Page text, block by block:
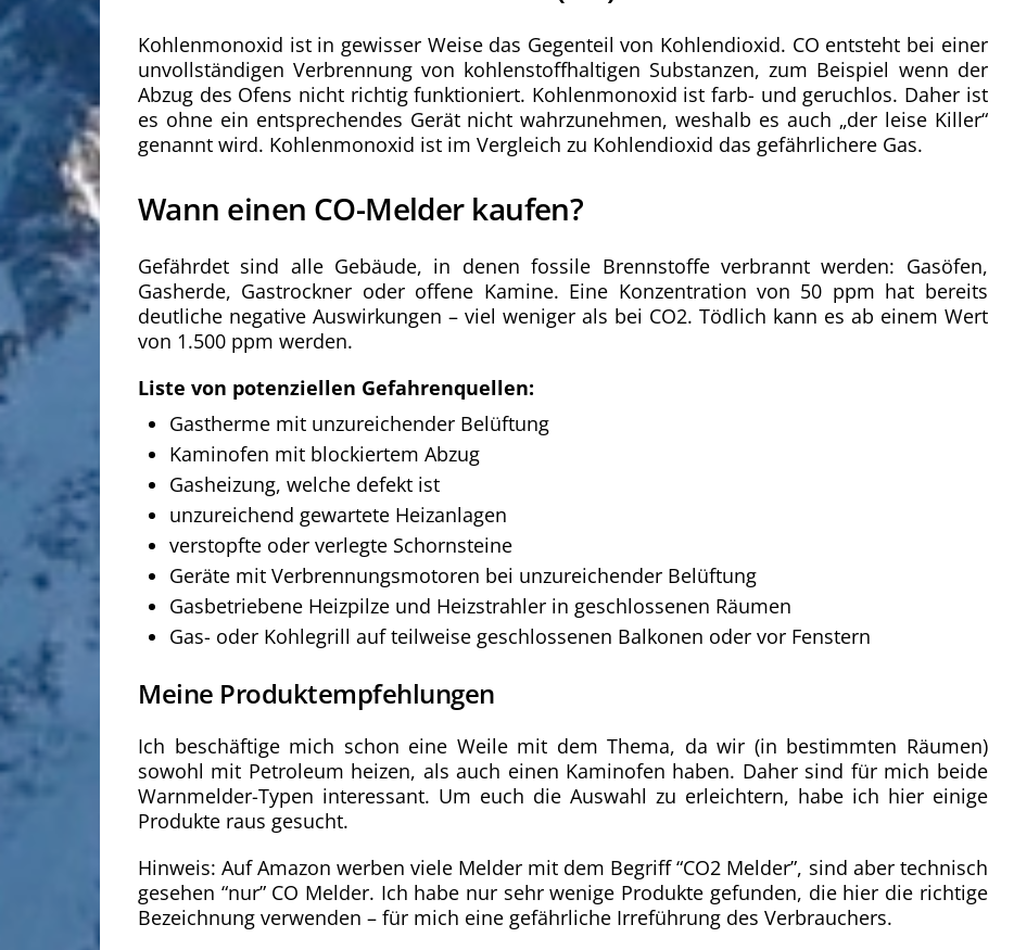
Kohlenmonoxid ist in gewisser Weise das Gegenteil von Kohlendioxid. CO entsteht bei einer
unvollständigen Verbrennung von kohlenstoffhaltigen Substanzen, zum Beispiel wenn der
Abzug des Ofens nicht richtig funktioniert. Kohlenmonoxid ist farb- und geruchlos. Daher ist
es ohne ein entsprechendes Gerät nicht wahrzunehmen, weshalb es auch „der leise Killer“
genannt wird. Kohlenmonoxid ist im Vergleich zu Kohlendioxid das gefährlichere Gas.
Wann einen CO-Melder kaufen?
Gefährdet sind alle Gebäude, in denen fossile Brennstoffe verbrannt werden: Gasöfen,
Gasherde, Gastrockner oder offene Kamine. Eine Konzentration von 50 ppm hat bereits
deutliche negative Auswirkungen – viel weniger als bei CO2. Tödlich kann es ab einem Wert
von 1.500 ppm werden.
Liste von potenziellen Gefahrenquellen:
Gastherme mit unzureichender Belüftung
Kaminofen mit blockiertem Abzug
Gasheizung, welche defekt ist
unzureichend gewartete Heizanlagen
verstopfte oder verlegte Schornsteine
Geräte mit Verbrennungsmotoren bei unzureichender Belüftung
Gasbetriebene Heizpilze und Heizstrahler in geschlossenen Räumen
Gas- oder Kohlegrill auf teilweise geschlossenen Balkonen oder vor Fenstern
Meine Produktempfehlungen
Ich beschäftige mich schon eine Weile mit dem Thema, da wir (in bestimmten Räumen)
sowohl mit Petroleum heizen, als auch einen Kaminofen haben. Daher sind für mich beide
Warnmelder-Typen interessant. Um euch die Auswahl zu erleichtern, habe ich hier einige
Produkte raus gesucht.
Hinweis: Auf Amazon werben viele Melder mit dem Begriff “CO2 Melder”, sind aber technisch
gesehen “nur” CO Melder. Ich habe nur sehr wenige Produkte gefunden, die hier die richtige
Bezeichnung verwenden – für mich eine gefährliche Irreführung des Verbrauchers.